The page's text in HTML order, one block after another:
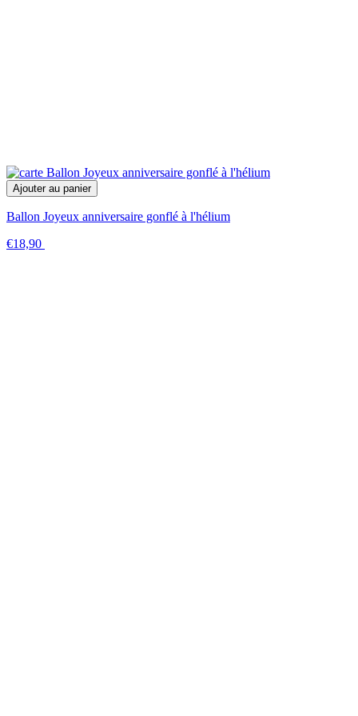
Ajouter au panier
Ballon Joyeux anniversaire gonflé à l'hélium
€18,90